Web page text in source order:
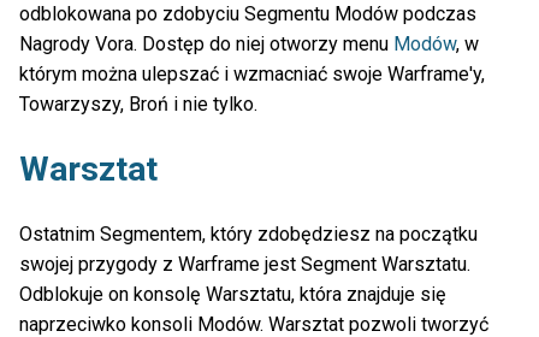
odblokowana po zdobyciu Segmentu Modów podczas
Nagrody Vora. Dostęp do niej otworzy menu Modów, w
którym można ulepszać i wzmacniać swoje Warframe'y,
Towarzyszy, Broń i nie tylko.
Warsztat
Ostatnim Segmentem, który zdobędziesz na początku
swojej przygody z Warframe jest Segment Warsztatu.
Odblokuje on konsolę Warsztatu, która znajduje się
naprzeciwko konsoli Modów. Warsztat pozwoli tworzyć